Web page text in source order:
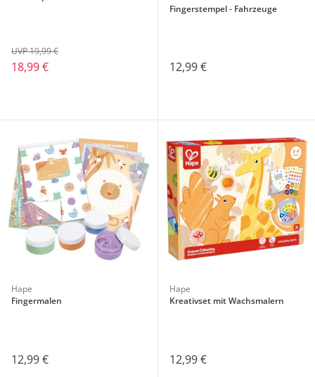
18,99 €
UVP 19,99 €
Fingerstempel - Fahrzeuge
12,99 €
Hape
Fingermalen
12,99 €
Hape
Kreativset mit Wachsmalern
12,99 €